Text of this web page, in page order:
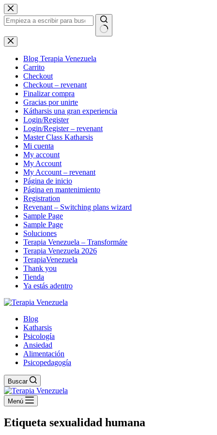
Saltar
al
contenido
Sin
resultados
Blog Terapia Venezuela
Carrito
Checkout
Checkout – revenant
Finalizar compra
Gracias por unirte
Kátharsis una gran experiencia
Login/Register
Login/Register – revenant
Master Class Katharsis
Mi cuenta
My account
My Account
My Account – revenant
Página de inicio
Página en mantenimiento
Registration
Revenant – Switching plans wizard
Sample Page
Sample Page
Soluciones
Terapia Venezuela – Transformáte
Terapia Venezuela 2026
TerapiaVenezuela
Thank you
Tienda
Ya estás adentro
Blog
Katharsis
Psicología
Ansiedad
Alimentación
Psicopedagogía
Buscar
Menú
Etiqueta sexualidad humana